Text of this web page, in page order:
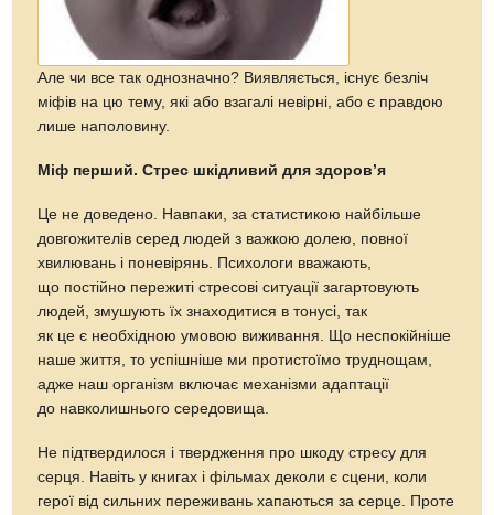
Але чи все так однозначно? Виявляється, існує безліч
міфів на цю тему, які або взагалі невірні, або є правдою
лише наполовину.
Міф перший. Стрес шкідливий для здоров’я
Це не доведено. Навпаки, за статистикою найбільше
довгожителів серед людей з важкою долею, повної
хвилювань і поневірянь. Психологи вважають,
що постійно пережиті стресові ситуації загартовують
людей, змушують їх знаходитися в тонусі, так
як це є необхідною умовою виживання. Що неспокійніше
наше життя, то успішніше ми протистоїмо труднощам,
адже наш організм включає механізми адаптації
до навколишнього середовища.
Не підтвердилося і твердження про шкоду стресу для
серця. Навіть у книгах і фільмах деколи є сцени, коли
герої від сильних переживань хапаються за серце. Проте